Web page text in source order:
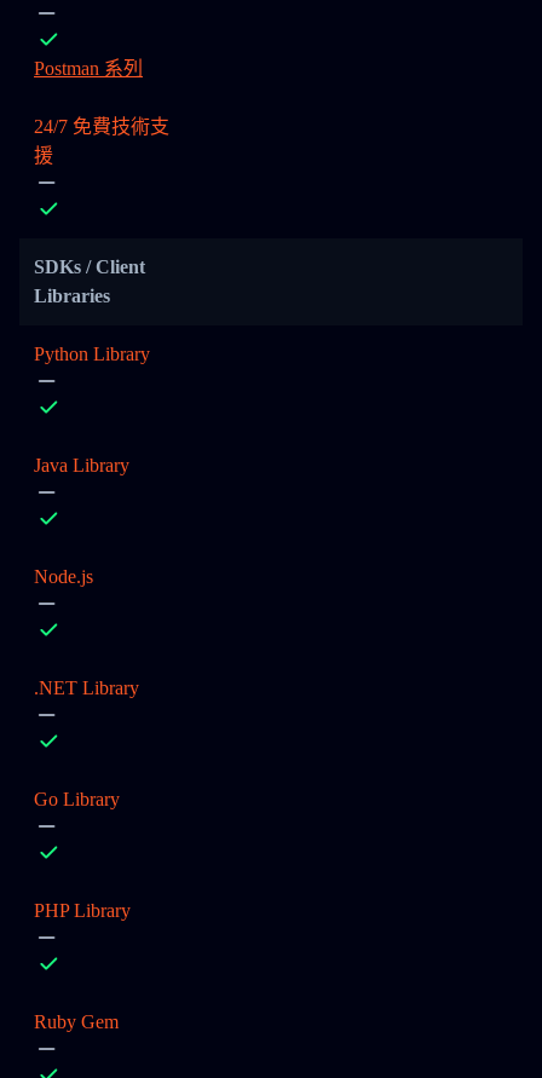
Postman 系列
24/7 免費技術支
援
SDKs / Client
Libraries
Python Library
Java Library
Node.js
.NET Library
Go Library
PHP Library
Ruby Gem